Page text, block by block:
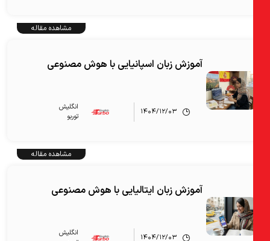
مشاهده مقاله
آموزش زبان اسپانیایی با هوش مصنوعی
۱۴۰۴/۱۲/۰۳
انگلیش‌
توربو
مشاهده مقاله
آموزش زبان ایتالیایی با هوش مصنوعی
۱۴۰۴/۱۲/۰۳
انگلیش‌